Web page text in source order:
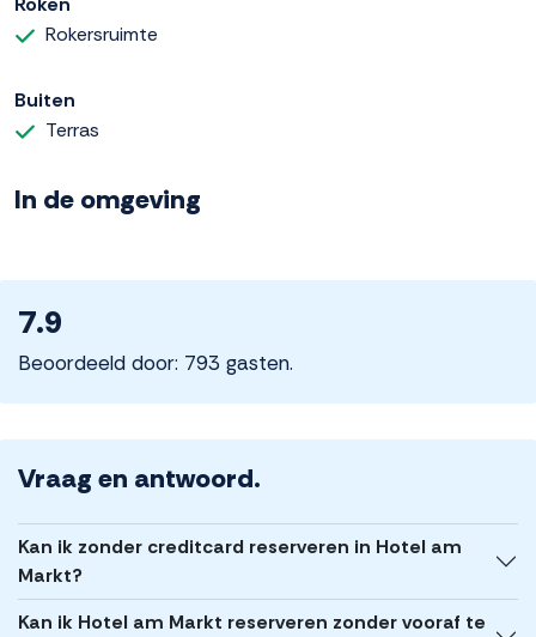
Rokersruimte
Buiten
Terras
In de omgeving
7.9
Beoordeeld door: 793 gasten.
Vraag en antwoord.
Kan ik zonder creditcard reserveren in Hotel am
Markt?
Kan ik Hotel am Markt reserveren zonder vooraf te